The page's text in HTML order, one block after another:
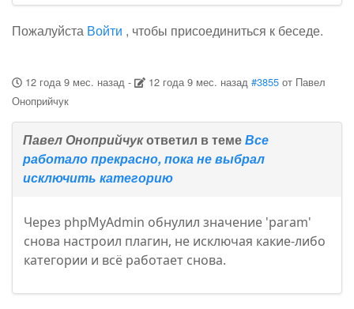
Пожалуйста Войти , чтобы присоединиться к беседе.
12 года 9 мес. назад- 12 года 9 мес. назад #3855 от Павел
Оноприйчук
Павел Оноприйчукответил в темеВсе
работало прекрасно, пока не выбрал
исключить категорию
Через phpMyAdmin обнулил значение 'param'
снова настроил плагин, не исключая какие-либо
категории и всё работает снова.